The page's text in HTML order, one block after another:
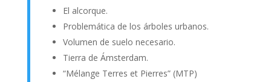
El alcorque.
Problemática de los árboles urbanos.
Volumen de suelo necesario.
Tierra de Ámsterdam.
“Mélange Terres et Pierres” (MTP)